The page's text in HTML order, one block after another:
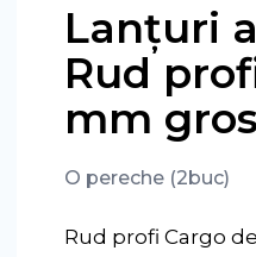
Lanțuri
Rud
mm
O pereche (2buc)
Rud profi Cargo